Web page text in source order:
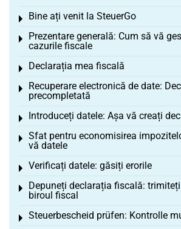
Bine ați venit la SteuerGo
Toggle menu
Prezentare generală: Cum să vă
cazurile fiscale
Toggle menu
Declarația mea fiscală
Toggle menu
Recuperare electronică de date:
precompletată
Toggle menu
Introduceți datele: Așa vă creați
Toggle menu
Sfat pentru economisirea
vă datele
Toggle menu
Verificați datele: găsiți erorile
Toggle menu
Depuneți declarația fiscală:
biroul fiscal
Toggle menu
Steuerbescheid prüfen: Kontrolle
Toggle menu